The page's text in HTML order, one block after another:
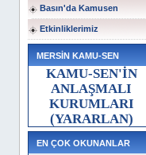
Basın'da Kamusen
Etkinliklerimiz
MERSİN KAMU-SEN
KAMU-SEN'İN
ANLAŞMALI
KURUMLARI
(YARARLAN)
EN ÇOK OKUNANLAR